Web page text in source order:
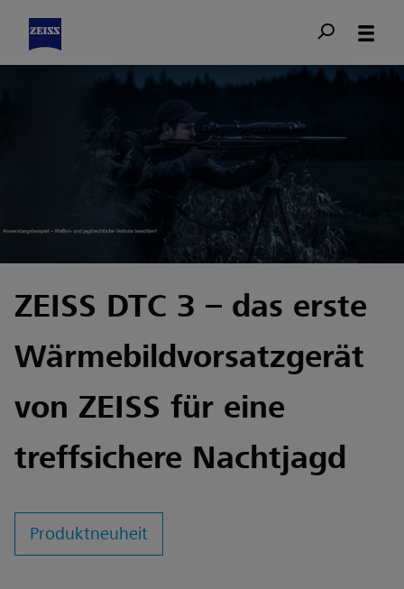
ZEISS DTC 3 – das erste
Wärmebildvorsatzgerät
von ZEISS für eine
treffsichere Nachtjagd
Produktneuheit